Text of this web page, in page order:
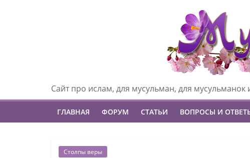
Сайт про ислам, для мусульман, для
ГЛАВНАЯ ФОРУМ СТАТЬИ ВОПРОСЫ И
Столпы веры